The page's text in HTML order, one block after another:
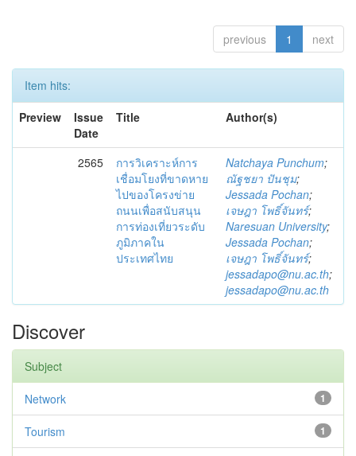
previous 1 next
Item hits:
Preview
Issue
Date
Title Author(s)
2565
การวิเคราะห์การ
เชื่อมโยงที่ขาดหาย
ไปของโครงข่าย
ถนนเพื่อสนับสนุน
การท่องเที่ยวระดับ
ภูมิภาคใน
ประเทศไทย
Natchaya Punchum;
ณัฐชยา ปันชุม;
Jessada Pochan;
เจษฎา โพธิ์จันทร์;
Naresuan University;
Jessada Pochan;
เจษฎา โพธิ์จันทร์;
jessadapo@nu.ac.th;
jessadapo@nu.ac.th
Discover
Subject
1
Network
1
Tourism